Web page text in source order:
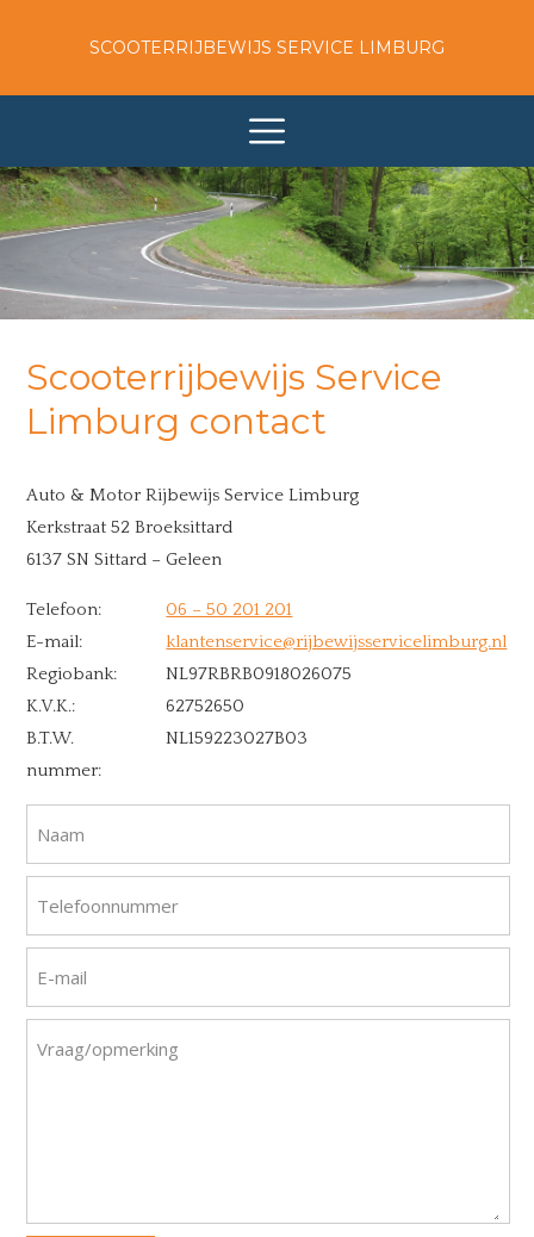
SCOOTERRIJBEWIJS SERVICE LIMBURG
Scooterrijbewijs Service
Limburg contact
Auto & Motor Rijbewijs Service Limburg
Kerkstraat 52 Broeksittard
6137 SN Sittard – Geleen
Telefoon:
06 – 50 201 201
E-mail:
klantenservice@rijbewijsservicelimburg.nl
Regiobank:
NL97RBRB0918026075
K.V.K.:
62752650
B.T.W.
nummer:
NL159223027B03
Naam
Telefoonnummer
E-mail
Vraag/opmerking